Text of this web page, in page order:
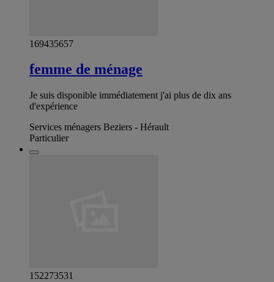
169435657
femme de ménage
Je suis disponible immédiatement j'ai plus de dix ans
d'expérience
Services ménagers Beziers - Hérault
Particulier
152273531